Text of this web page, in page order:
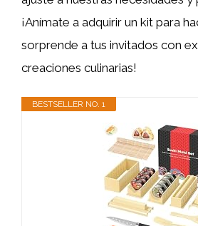
¡Anímate a adquirir un kit para
sorprende a tus invitados con
creaciones culinarias!
BESTSELLER NO. 1